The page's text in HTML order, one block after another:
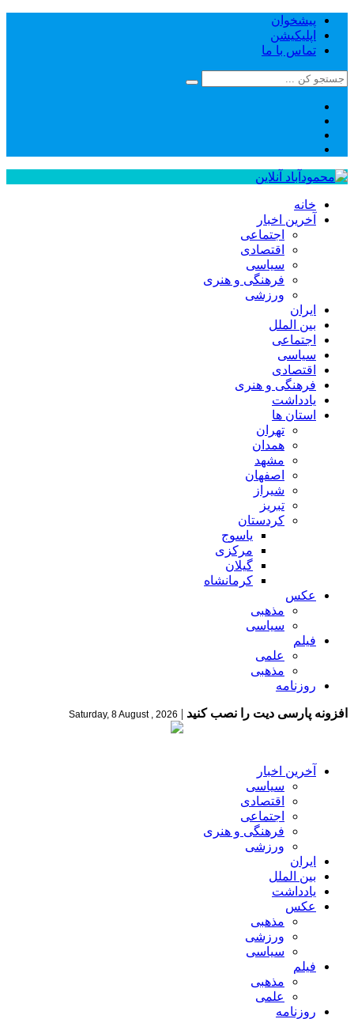
پیشخوان
اپلیکیشن
تماس با ما
خانه
آخرین اخبار
اجتماعی
اقتصادی
سیاسی
فرهنگی و هنری
ورزشی
ایران
بین الملل
اجتماعی
سیاسی
اقتصادی
فرهنگی و هنری
یادداشت
استان ها
تهران
همدان
مشهد
اصفهان
شیراز
تبریز
کردستان
یاسوج
مرکزی
گیلان
کرمانشاه
عکس
مذهبی
سیاسی
فیلم
علمی
مذهبی
روزنامه
افزونه پارسی دیت را نصب کنید |
Saturday, 8 August , 2026
آخرین اخبار
سیاسی
اقتصادی
اجتماعی
فرهنگی و هنری
ورزشی
ایران
بین الملل
یادداشت
عکس
مذهبی
ورزشی
سیاسی
فیلم
مذهبی
علمی
روزنامه